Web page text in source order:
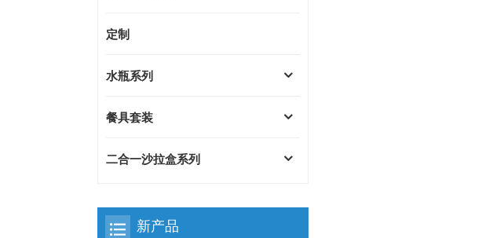
定制
水瓶系列
餐具套装
二合一沙拉盒系列
新产品